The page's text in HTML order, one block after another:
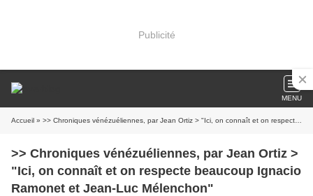
Publicité
MENU
Accueil » >> Chroniques vénézuéliennes, par Jean Ortiz > "Ici, on connaît et on respecte beaucoup Ignacio Ramonet et Jean-Luc Mélenchon"
>> Chroniques vénézuéliennes, par Jean Ortiz >
"Ici, on connaît et on respecte beaucoup Ignacio
Ramonet et Jean-Luc Mélenchon"